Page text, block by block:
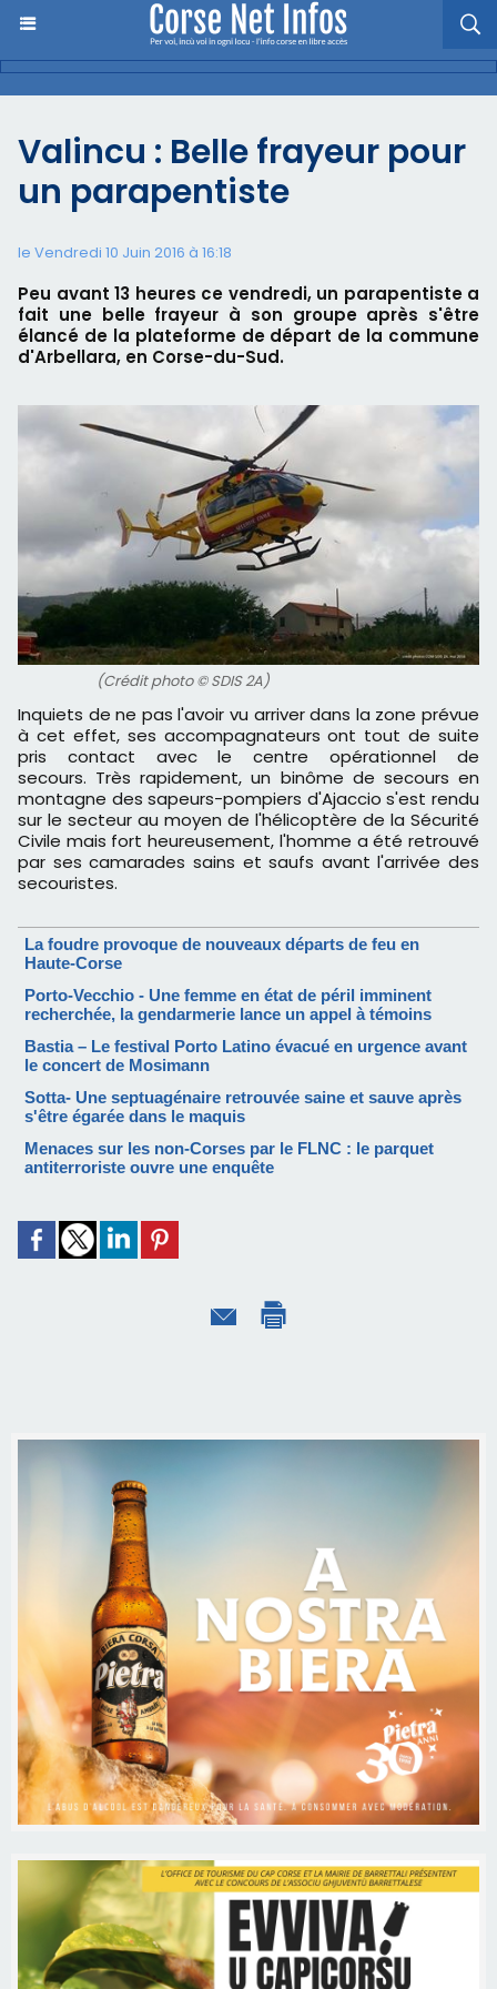
Valincu : Belle frayeur pour
un parapentiste
le Vendredi 10 Juin 2016 à 16:18
Peu avant 13 heures ce vendredi, un parapentiste a
fait une belle frayeur à son groupe après s'être
élancé de la plateforme de départ de la commune
d'Arbellara, en Corse-du-Sud.
(Crédit photo © SDIS 2A)
Inquiets de ne pas l'avoir vu arriver dans la zone prévue
à cet effet, ses accompagnateurs ont tout de suite
pris contact avec le centre opérationnel de
secours. Très rapidement, un binôme de secours en
montagne des sapeurs-pompiers d'Ajaccio s'est rendu
sur le secteur au moyen de l'hélicoptère de la Sécurité
Civile mais fort heureusement, l'homme a été retrouvé
par ses camarades sains et saufs avant l'arrivée des
secouristes.
La foudre provoque de nouveaux départs de feu en
Haute-Corse
Porto-Vecchio - Une femme en état de péril imminent
recherchée, la gendarmerie lance un appel à témoins
Bastia – Le festival Porto Latino évacué en urgence avant
le concert de Mosimann
Sotta- Une septuagénaire retrouvée saine et sauve après
s'être égarée dans le maquis
Menaces sur les non-Corses par le FLNC : le parquet
antiterroriste ouvre une enquête